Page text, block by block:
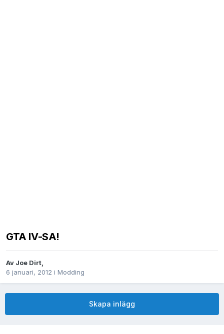
GTA IV-SA!
Av Joe Dirt,
6 januari, 2012 i Modding
Skapa inlägg